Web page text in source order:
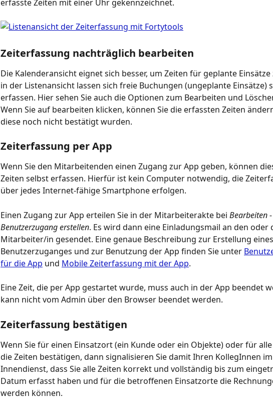
erfasste Zeiten mit einer Uhr gekennzeichnet.
Zeiterfassung nachträglich bearbeiten
Die Kalenderansicht eignet sich besser, um Zeiten für geplante Einsätze
in der Listenansicht lassen sich freie Buchungen (ungeplante Einsätze)
erfassen. Hier sehen Sie auch die Optionen zum Bearbeiten und
Wenn Sie auf bearbeiten klicken, können Sie die erfassten Zeiten
diese noch nicht bestätigt wurden.
Zeiterfassung per App
Wenn Sie den Mitarbeitenden einen Zugang zur App geben, können
Zeiten selbst erfassen. Hierfür ist kein Computer notwendig, die
über jedes Internet-fähige Smartphone erfolgen.
Einen Zugang zur App erteilen Sie in der Mitarbeiterakte bei Bearbeiten -
Benutzerzugang erstellen. Es wird dann eine Einladungsmail an den oder
Mitarbeiter/in gesendet. Eine genaue Beschreibung zur Erstellung eines
Benutzerzuganges und zur Benutzung der App finden Sie unter
für die App und Mobile Zeiterfassung mit der App.
Eine Zeit, die per App gestartet wurde, muss auch in der App beendet
kann nicht vom Admin über den Browser beendet werden.
Zeiterfassung bestätigen
Wenn Sie für einen Einsatzort (ein Kunde oder ein Objekte) oder für
die Zeiten bestätigen, dann signalisieren Sie damit Ihren KollegInnen im
Innendienst, dass Sie alle Zeiten korrekt und vollständig bis zum
Datum erfasst haben und für die betroffenen Einsatzorte die
werden können.